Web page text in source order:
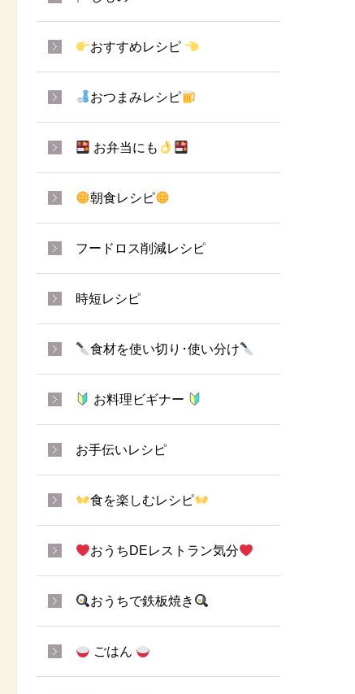
おすすめレシピ
おつまみレシピ
お弁当にも
朝食レシピ
フードロス削減レシピ
時短レシピ
食材を使い切り･使い分け
お料理ビギナー
お手伝いレシピ
食を楽しむレシピ
おうちDEレストラン気分
おうちで鉄板焼き
ごはん